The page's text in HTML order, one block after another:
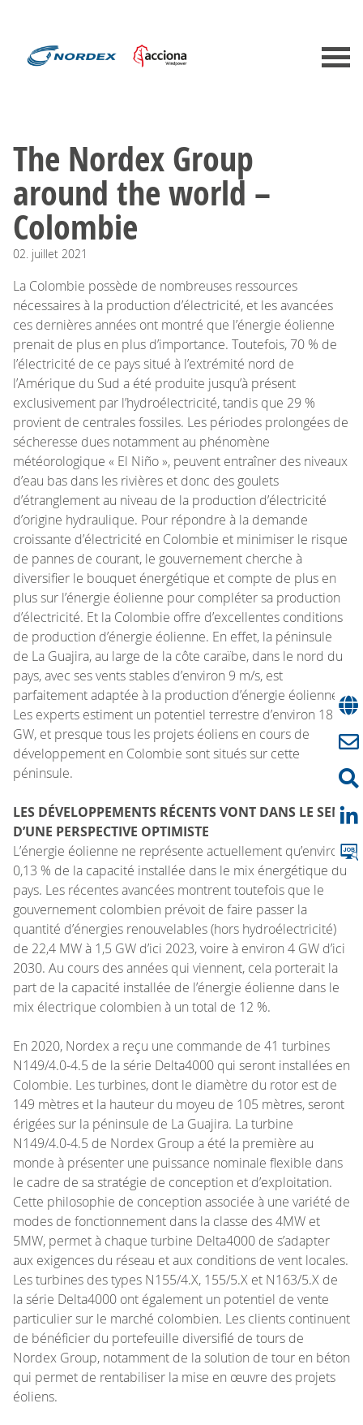
The Nordex Group
around the world –
Colombie
02. juillet 2021
La Colombie possède de nombreuses ressources
nécessaires à la production d’électricité, et les avancées
ces dernières années ont montré que l’énergie éolienne
prenait de plus en plus d’importance. Toutefois, 70 % de
l’électricité de ce pays situé à l’extrémité nord de
l’Amérique du Sud a été produite jusqu’à présent
exclusivement par l’hydroélectricité, tandis que 29 %
provient de centrales fossiles. Les périodes prolongées de
sécheresse dues notamment au phénomène
météorologique « El Niño », peuvent entraîner des niveaux
d’eau bas dans les rivières et donc des goulets
d’étranglement au niveau de la production d’électricité
d’origine hydraulique. Pour répondre à la demande
croissante d’électricité en Colombie et minimiser le risque
de pannes de courant, le gouvernement cherche à
diversifier le bouquet énergétique et compte de plus en
plus sur l’énergie éolienne pour compléter sa production
d’électricité. Et la Colombie offre d’excellentes conditions
de production d’énergie éolienne. En effet, la péninsule
de La Guajira, au large de la côte caraïbe, dans le nord du
pays, avec ses vents stables d’environ 9 m/s, est
parfaitement adaptée à la production d’énergie éolienne.
Les experts estiment un potentiel terrestre d’environ 18
GW, et presque tous les projets éoliens en cours de
développement en Colombie sont situés sur cette
péninsule.
LES DÉVELOPPEMENTS RÉCENTS VONT DANS LE SENS
D’UNE PERSPECTIVE OPTIMISTE
L’énergie éolienne ne représente actuellement qu’environ
0,13 % de la capacité installée dans le mix énergétique du
pays. Les récentes avancées montrent toutefois que le
gouvernement colombien prévoit de faire passer la
quantité d’énergies renouvelables (hors hydroélectricité)
de 22,4 MW à 1,5 GW d’ici 2023, voire à environ 4 GW d’ici
2030. Au cours des années qui viennent, cela porterait la
part de la capacité installée de l’énergie éolienne dans le
mix électrique colombien à un total de 12 %.
En 2020, Nordex a reçu une commande de 41 turbines
N149/4.0-4.5 de la série Delta4000 qui seront installées en
Colombie. Les turbines, dont le diamètre du rotor est de
149 mètres et la hauteur du moyeu de 105 mètres, seront
érigées sur la péninsule de La Guajira. La turbine
N149/4.0-4.5 de Nordex Group a été la première au
monde à présenter une puissance nominale flexible dans
le cadre de sa stratégie de conception et d’exploitation.
Cette philosophie de conception associée à une variété de
modes de fonctionnement dans la classe des 4MW et
5MW, permet à chaque turbine Delta4000 de s’adapter
aux exigences du réseau et aux conditions de vent locales.
Les turbines des types N155/4.X, 155/5.X et N163/5.X de
la série Delta4000 ont également un potentiel de vente
particulier sur le marché colombien. Les clients continuent
de bénéficier du portefeuille diversifié de tours de
Nordex Group, notamment de la solution de tour en béton
qui permet de rentabiliser la mise en œuvre des projets
éoliens.